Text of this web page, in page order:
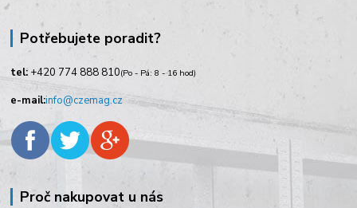
Potřebujete poradit?
tel: +420 774 888 810(Po - Pá: 8 - 16 hod)
e-mail:info@czemag.cz
Proč nakupovat u nás